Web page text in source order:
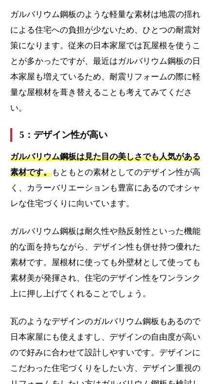
ガルバリウム鋼板のような軽量な素材は地震の揺れ
による住宅への負担が少ないため、ひとつの耐震対
策になります。従来の日本家屋では瓦屋根を使うこ
とが多かったですが、最近はガルバリウム鋼板の日
本家屋も増えているため、耐震リフォームの際に軽
量な屋根材を葺き替えることも考えてみてくださ
い。
5：デザイン性が高い
ガルバリウム鋼板は見た目の美しさでも人気がある
素材です。もともとの素材としてのデザイン性が高
く、カラーバリエーションも豊富にあるのでオシャ
レな住宅づくりに向いています。
ガルバリウム鋼板は耐久性や熱反射性といった機能
的な面を持ちながら、デザイン性も併せ持つ優れた
素材です。屋根材に使っても外壁材として使っても
素材美が発揮され、住宅のデザイン性をワンランク
上に押し上げてくれることでしょう。
瓦のようなデザインのガルバリウム鋼板もあるので
日本家屋にも使えますし、デザインの自由度が高い
ので好みに合わせて設計しやすいです。デザインに
こだわった住宅づくりをしたい方、デザイン重視の